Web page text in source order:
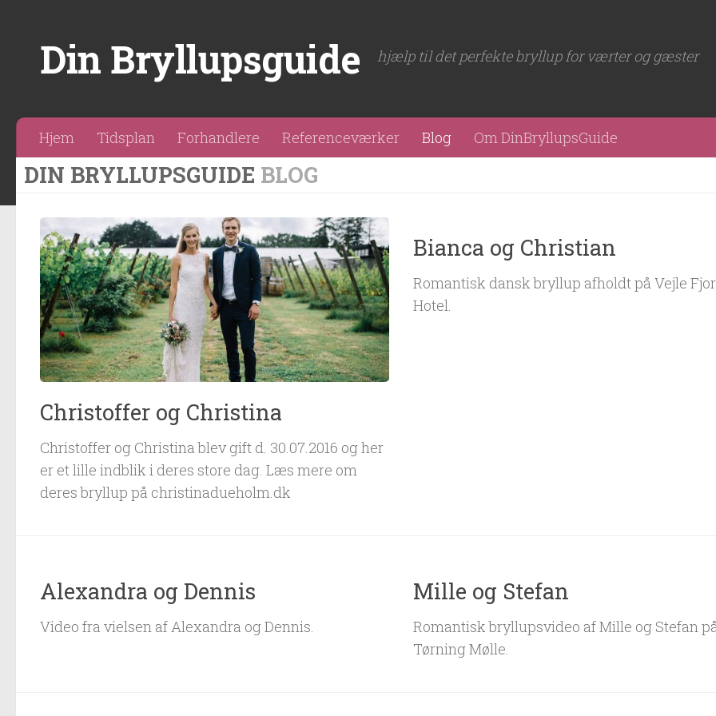
Din Bryllupsguide hjælp til det perfekte bryllup for værter og gæster
Hjem Tidsplan Forhandlere Referenceværker Blog Om DinBryllupsGuide
DIN BRYLLUPSGUIDE BLOG
Christoffer og Christina
Christoffer og Christina blev gift d. 30.07.2016 og her
er et lille indblik i deres store dag. Læs mere om
deres bryllup på christinadueholm.dk
Bianca og Christian
Romantisk dansk bryllup afholdt på Vejle
Hotel.
Alexandra og Dennis
Video fra vielsen af Alexandra og Dennis.
Mille og Stefan
Romantisk bryllupsvideo af Mille og Stefan
Tørning Mølle.